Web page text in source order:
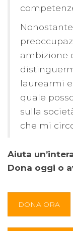
ambizione
laurearmi
quale
sulla
che mi
Aiuta
Dona oggi o
DONA ORA